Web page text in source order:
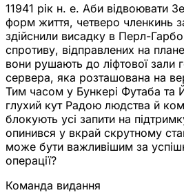
11941 рік н. е. Аби відвоювати
форм життя, четверо членкинь
здійснили висадку в Перл-
спротиву, відправлених на
вони рушають до ліфтової зали
сервера, яка розташована на
Тим часом у Бункері Футаба та
глухий кут Радою людства й
блокують усі запити на
опинився у вкрай скрутному
може бути важливішим за
операції?
Команда видання